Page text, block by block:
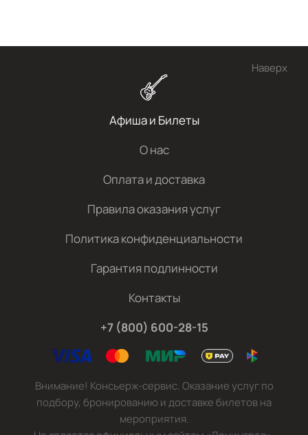
Наверх
Афиша и Билеты
О нас
Оплата и доставка
Правила оказания услуг
Политика конфиденциальности
Гарантия подлинности
Контакты
+7 (800) 600-28-15
Внимание! Консьерж-сервис. Оказание услуг по
подбору, бронированию и доставке билетов на
мероприятия.